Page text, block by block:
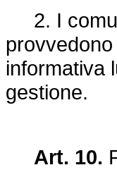
2. I
informativa
gestione.
Art. 10.